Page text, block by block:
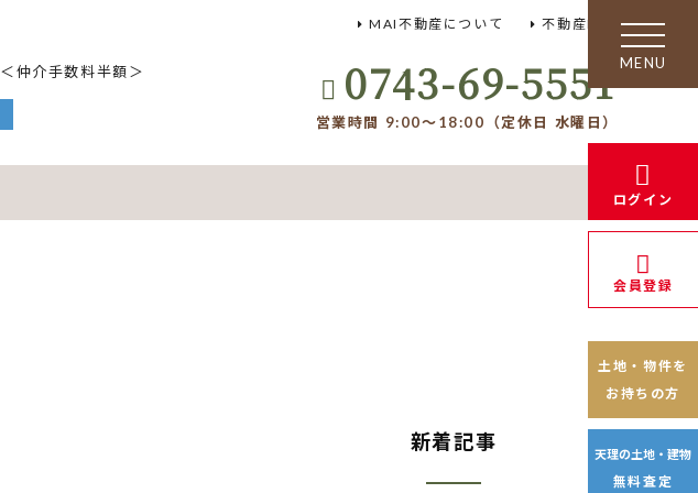
0743-69-5551
営業時間 9:00～18:00（定休日 水曜日）
＜仲介手数料半額＞
MAI不動産について 不動産FAQ
toggle
navigation
ログイン
会員登録
土地・物件を
お持ちの方
天理の土地・建物
無料査定
新着記事